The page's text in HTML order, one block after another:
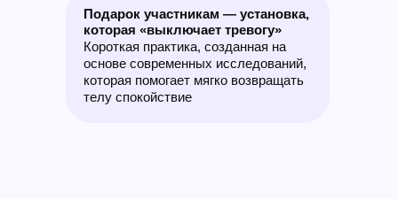
Подарок участникам — установка,
которая «выключает тревогу»
Короткая практика, созданная на
основе современных исследований,
которая помогает мягко возвращать
телу спокойствие